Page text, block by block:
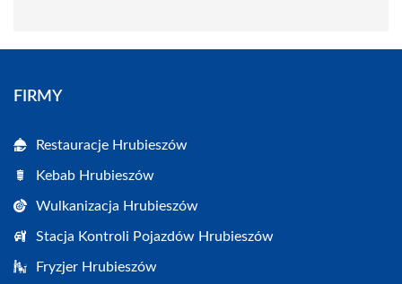
FIRMY
Restauracje Hrubieszów
Kebab Hrubieszów
Wulkanizacja Hrubieszów
Stacja Kontroli Pojazdów Hrubieszów
Fryzjer Hrubieszów